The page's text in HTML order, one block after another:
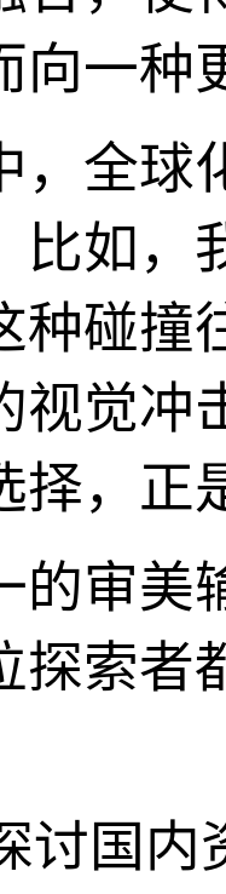
向一种
，全球
比如，
种碰
视觉冲
择，正
的审美
探索者
讨国